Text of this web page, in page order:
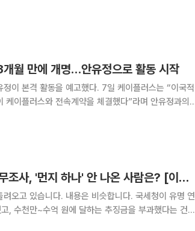
맞는
월 만에 개명…안유정으로 활동 시작
예고했다. 7일 케이플러스는 “이국적
이플러스와 전속계약을 체결했다”라며 안유정과의
이하늬 60억 냈는데…연예계 세무조사, '먼지 하나' 안 나온 사람은? [이슈크래커]
슷합니다. 국세청이 유명 연
, 수천만~수억 원에 달하는 추징금을 부과했다는 건데